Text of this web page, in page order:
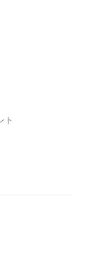
ト